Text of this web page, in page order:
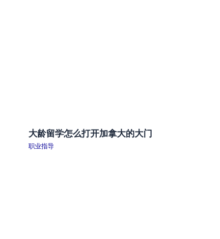
大龄留学怎么打开加拿大的大门
职业指导